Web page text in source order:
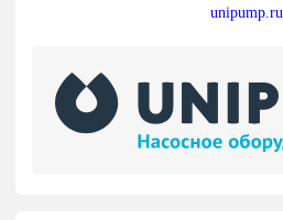
unipump.ru